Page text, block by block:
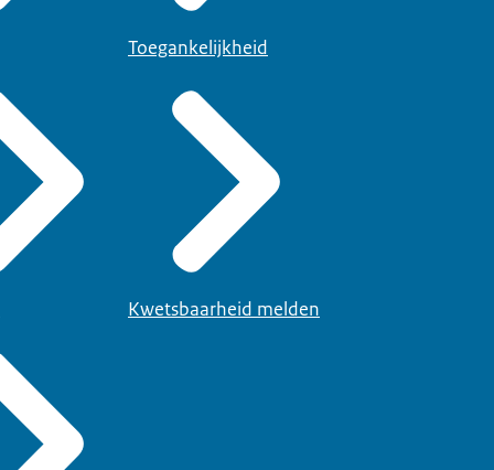
Toegankelijkheid
Kwetsbaarheid melden